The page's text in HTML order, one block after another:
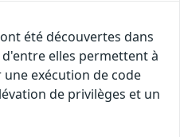
été découvertes dans
elles permettent à
exécution de code
de privilèges et un